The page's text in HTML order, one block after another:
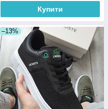
Купити
–13%